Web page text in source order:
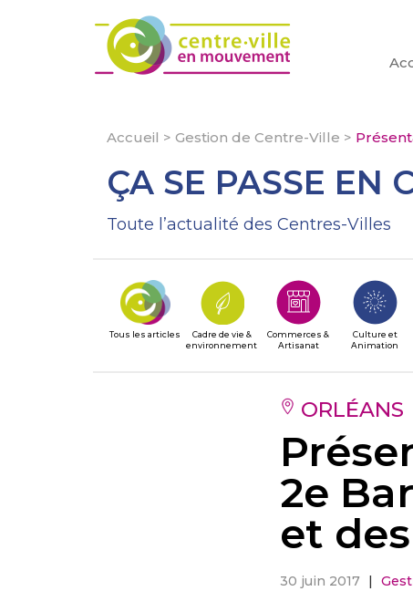
Accueil > Gestion de Centre-Ville >
ÇA SE PASSE EN
Toute l’actualité des Centres-Villes
Tous les articles
Cadre de vie &
environnement
Commerces &
Artisanat
Culture et
Animation
ORLÉANS
2e
et
30 juin 2017 |